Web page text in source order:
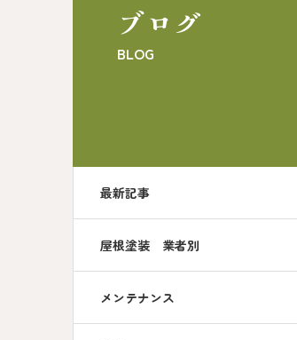
ブログ
BLOG
最新記事
屋根塗装 業者別
メンテナンス